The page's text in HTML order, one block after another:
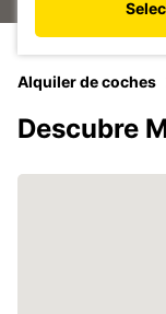
Alquiler de coches
Descubre